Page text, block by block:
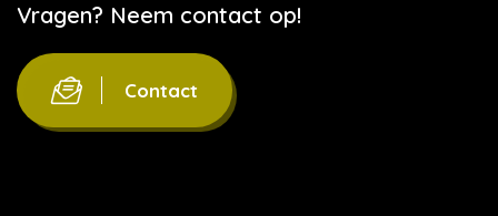
Vragen? Neem contact op!
Contact